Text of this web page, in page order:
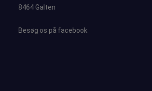
8464 Galten
Besøg os på facebook